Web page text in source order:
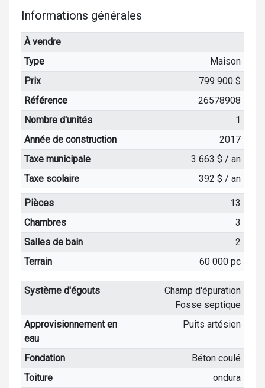
Informations générales
À vendre
Type
Maison
Prix
799 900 $
Référence
26578908
Nombre d'unités
1
Année de construction
2017
Taxe municipale
3 663 $ / an
Taxe scolaire
392 $ / an
Pièces
13
Chambres
3
Salles de bain
2
Terrain
60 000 pc
Système d'égouts
Champ d'épuration
Fosse septique
Approvisionnement en
eau
Puits artésien
Fondation
Béton coulé
Toiture
ondura